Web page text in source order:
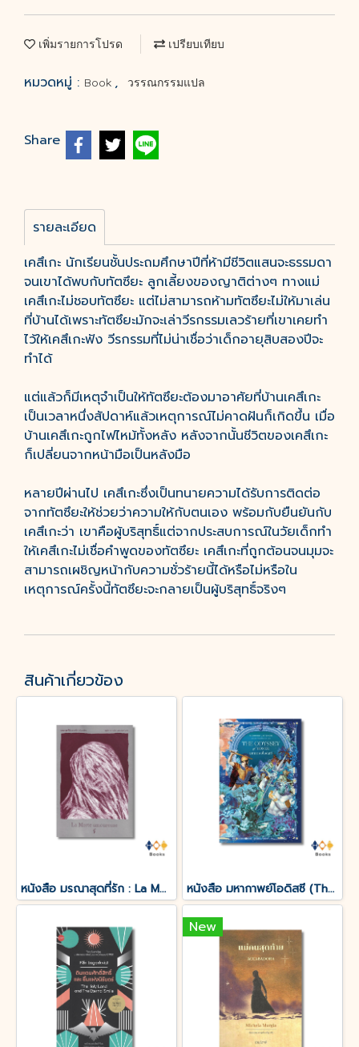
เพิ่มรายการโปรด เปรียบเทียบ
หมวดหมู่ : Book , วรรณกรรมแปล
Share
รายละเอียด
เคสึเกะ นักเรียนชั้นประถมศึกษาปีที่ห้ามีชีวิตแสนจะธรรมดา
จนเขาได้พบกับทัตซึยะ ลูกเลี้ยงของญาติต่างๆ ทางแม่
เคสึเกะไม่ชอบทัตซึยะ แต่ไม่สามารถห้ามทัตซึยะไม่ให้มาเล่น
ที่บ้านได้เพราะทัตซึยะมักจะเล่าวีรกรรมเลวร้ายที่เขาเคยทำ
ไว้ให้เคสึเกะฟัง วีรกรรมที่ไม่น่าเชื่อว่าเด็กอายุสิบสองปีจะ
ทำได้
แต่แล้วก็มีเหตุจำเป็นให้ทัตซึยะต้องมาอาศัยที่บ้านเคสึเกะ
เป็นเวลาหนึ่งสัปดาห์แล้วเหตุการณ์ไม่คาดฝันก็เกิดขึ้น เมื่อ
บ้านเคสึเกะถูกไฟไหม้ทั้งหลัง หลังจากนั้นชีวิตของเคสึเกะ
ก็เปลี่ยนจากหน้ามือเป็นหลังมือ
หลายปีผ่านไป เคสึเกะซึ่งเป็นทนายความได้รับการติดต่อ
จากทัตซึยะให้ช่วยว่าความให้กับตนเอง พร้อมกับยืนยันกับ
เคสึเกะว่า เขาคือผู้บริสุทธิ์แต่จากประสบการณ์ในวัยเด็กทำ
ให้เคสึเกะไม่เชื่อคำพูดของทัตซึยะ เคสึเกะที่ถูกต้อนจนมุมจะ
สามารถเผชิญหน้ากับความชั่วร้ายนี้ได้หรือไม่หรือใน
เหตุการณ์ครั้งนี้ทัตซึยะจะกลายเป็นผู้บริสุทธิ์จริงๆ
สินค้าเกี่ยวข้อง
หนังสือ มรณาสุดที่รัก : La Morte amoureuse หนังสือ มหากาพย์โอดิสซี (The Odyssey of Homer)
New